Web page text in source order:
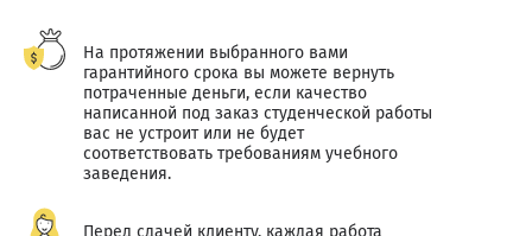
На протяжении выбранного вами
гарантийного срока вы можете вернуть
потраченные деньги, если качество
написанной под заказ студенческой работы
вас не устроит или не будет
соответствовать требованиям учебного
заведения.
Перед сдачей клиенту, каждая работа